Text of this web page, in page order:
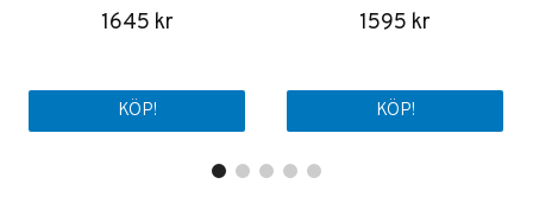
1645 kr
KÖP!
1595 kr
KÖP!